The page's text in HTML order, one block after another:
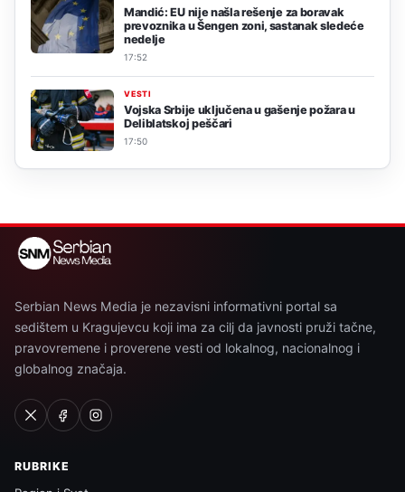
Mandić: EU nije našla rešenje za boravak
prevoznika u Šengen zoni, sastanak sledeće
nedelje
17:52
VESTI
Vojska Srbije uključena u gašenje požara u
Deliblatskoj peščari
17:50
Serbian News Media je nezavisni informativni portal sa
sedištem u Kragujevcu koji ima za cilj da javnosti pruži tačne,
pravovremene i proverene vesti od lokalnog, nacionalnog i
globalnog značaja.
RUBRIKE